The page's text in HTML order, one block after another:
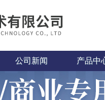
公司新闻 产品中